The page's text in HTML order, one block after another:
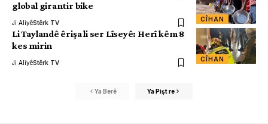
CÎHAN
global girantir bike
Ji AliyêStêrk TV
CÎHAN
Li Taylandê êrişa li ser Lîseyê: Herî kêm 8
kes mirin
Ji AliyêStêrk TV
Ya Berê Ya Pişt re